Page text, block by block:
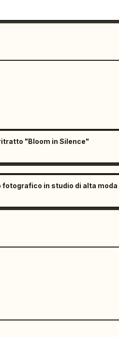
"Bloom in Silence"
fotografico in studio di alta moda